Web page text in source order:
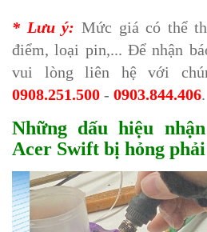
* Lưu ý: Mức giá có thể
điểm, loại pin,... Để nhận
vui lòng liên hệ với
0908.251.500 - 0903.844.406.
Những dấu hiệu
Acer Swift bị hỏng